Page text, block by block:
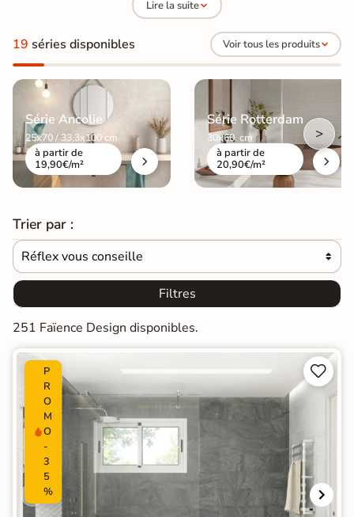
esthétique "haute couture" et résistance à toute épreuve.
Lire la suite
19 séries disponibles Voir tous les produits
Série Ancolie
25x70 / 33,3x100 cm
à partir de
19,90€/m²
Série Rotterdam
30x60 cm
à partir de
20,90€/m²
>
Trier par :
Réflex vous conseille 
Filtres
251 Faïence Design disponibles.
P
R
O
M
O
-
3
5
%

